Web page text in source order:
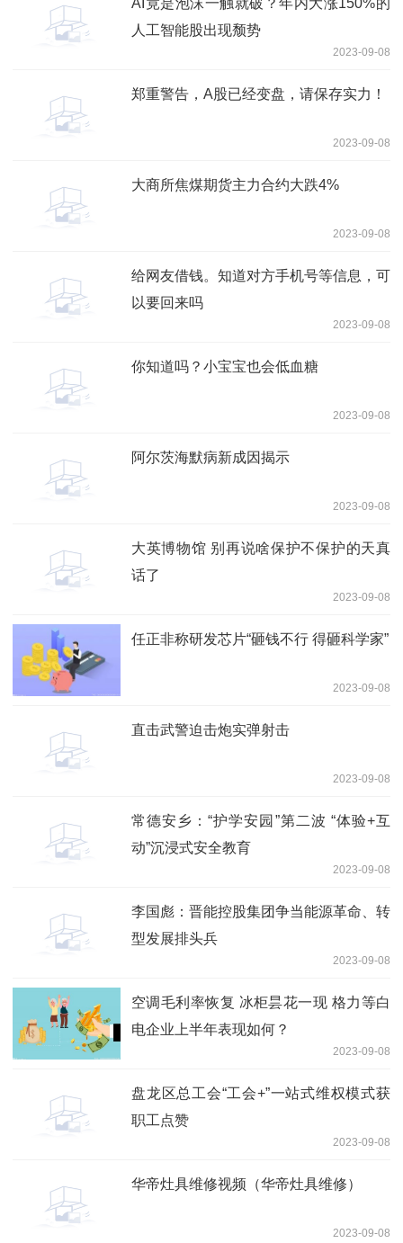
人工智能股出现颓势
2023-09-08
郑重警告，A股已经变盘，请保存实力！
2023-09-08
大商所焦煤期货主力合约大跌4%
2023-09-08
给网友借钱。知道对方手机号等信息，可
以要回来吗
2023-09-08
你知道吗？小宝宝也会低血糖
2023-09-08
阿尔茨海默病新成因揭示
2023-09-08
大英博物馆 别再说啥保护不保护的天真
话了
2023-09-08
任正非称研发芯片“砸钱不行 得砸科学家”
2023-09-08
直击武警迫击炮实弹射击
2023-09-08
常德安乡：“护学安园”第二波 “体验+互
动”沉浸式安全教育
2023-09-08
李国彪：晋能控股集团争当能源革命、转
型发展排头兵
2023-09-08
空调毛利率恢复 冰柜昙花一现 格力等白
电企业上半年表现如何？
2023-09-08
盘龙区总工会“工会+”一站式维权模式获
职工点赞
2023-09-08
华帝灶具维修视频（华帝灶具维修）
2023-09-08